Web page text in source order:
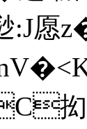
:J愿
抝